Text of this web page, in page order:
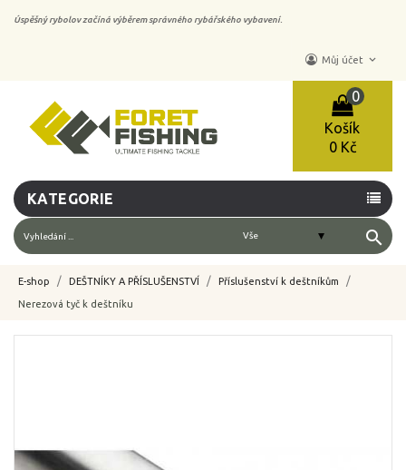
Úspěšný rybolov začíná výběrem správného rybářského vybavení.
Můj účet keyboard_arrow_down
Košík
0
0 Kč
KATEGORIE
search
E-shop DEŠTNÍKY A PŘÍSLUŠENSTVÍ Příslušenství k deštníkům
Nerezová tyč k deštníku